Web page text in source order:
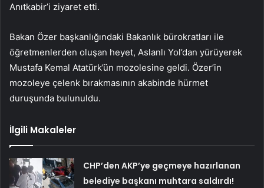
Anıtkabir’i ziyaret etti.
Bakan Özer başkanlığındaki Bakanlık bürokratları ile
öğretmenlerden oluşan heyet, Aslanlı Yol’dan yürüyerek
Mustafa Kemal Atatürk’ün mozolesine geldi. Özer’in
mozoleye çelenk bırakmasının akabinde hürmet
duruşunda bulunuldu.
İlgili Makaleler
CHP’den AKP’ye geçmeye hazırlanan
belediye başkanı muhtara saldırdı!